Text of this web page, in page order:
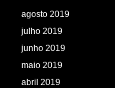
agosto 2019
julho 2019
junho 2019
maio 2019
abril 2019